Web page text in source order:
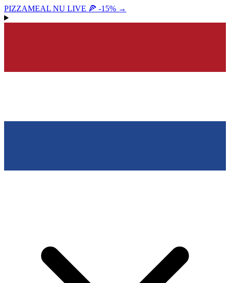
PIZZAMEAL NU LIVE 🍕 -15% →